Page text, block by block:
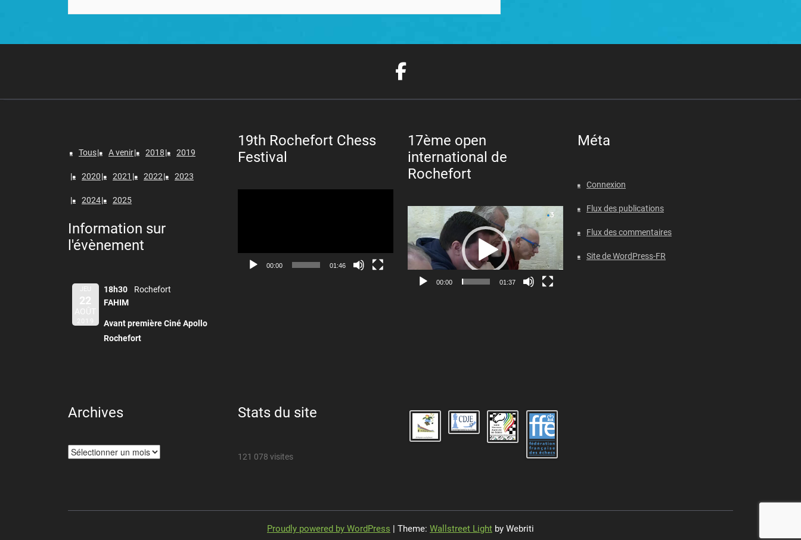
Tous A venir 2018 2019
2020 2021 2022 2023
2024 2025
Information sur
l'évènement
JEU
22
AOÛT
2019
18h30
Rochefort
FAHIM
Avant première Ciné Apollo
Rochefort
19th Rochefort Chess
Festival
00:00 01:46
17ème open
international de
Rochefort
Lecteur
vidéo
00:00 01:37
Méta
Connexion
Flux des publications
Flux des commentaires
Site de WordPress-FR
Archives
Archives
Stats du site
121 078 visites
Proudly powered by WordPress | Theme: Wallstreet Light by Webriti